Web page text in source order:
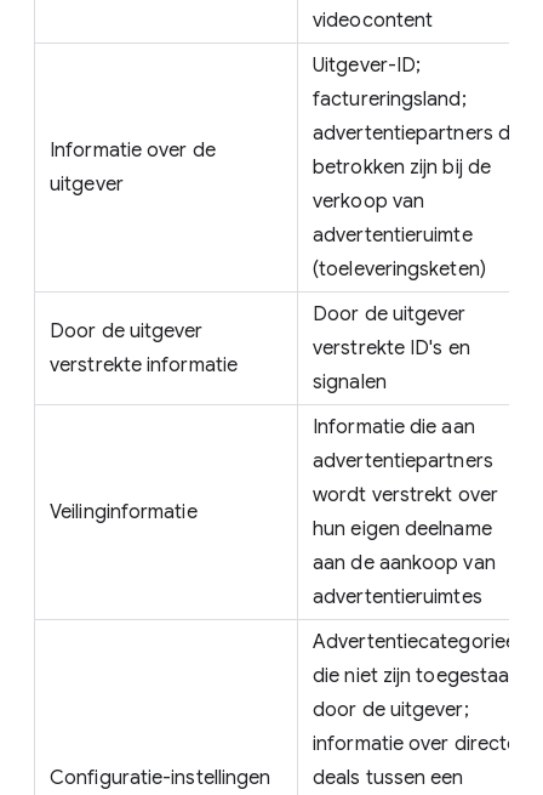
videocontent
Informatie over de
uitgever
Uitgever-ID;
factureringsland;
advertentiepartners die
betrokken zijn bij de
verkoop van
advertentieruimte
(toeleveringsketen)
Door de uitgever
verstrekte informatie
Door de uitgever
verstrekte ID's en
signalen
Veilinginformatie
Informatie die aan
advertentiepartners
wordt verstrekt over
hun eigen deelname
aan de aankoop van
advertentieruimtes
Configuratie-instellingen
Advertentiecategorieën
die niet zijn toegestaan
door de uitgever;
informatie over directe
deals tussen een